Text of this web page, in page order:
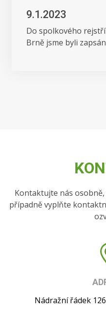
9.1.2023
Do spolkového
Brně jsme byli
Kontaktujte nás
případně vyplňte
Nádražní řádek